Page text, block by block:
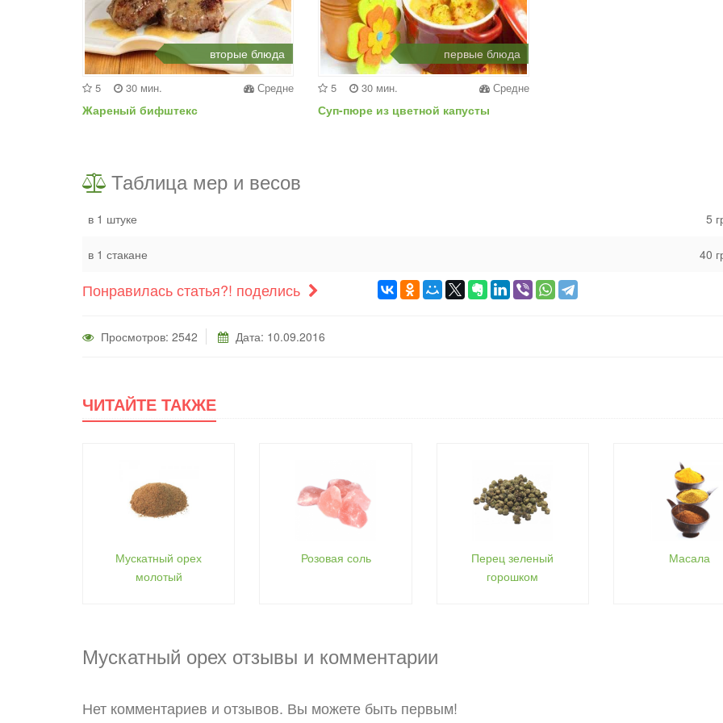
вторые блюда
5 30 мин. Средне
Жареный бифштекс
первые блюда
5 30 мин. Средне
Суп-пюре из цветной капусты
Таблица мер и весов
в 1 штуке 5
в 1 стакане 40
Понравилась статья?! поделись
Просмотров: 2542 Дата: 10.09.2016
ЧИТАЙТЕ ТАКЖЕ
Мускатный орех
молотый
Розовая соль
Перец зеленый
горошком
Масала
Мускатный орех отзывы и комментарии
Нет комментариев и отзывов. Вы можете быть первым!